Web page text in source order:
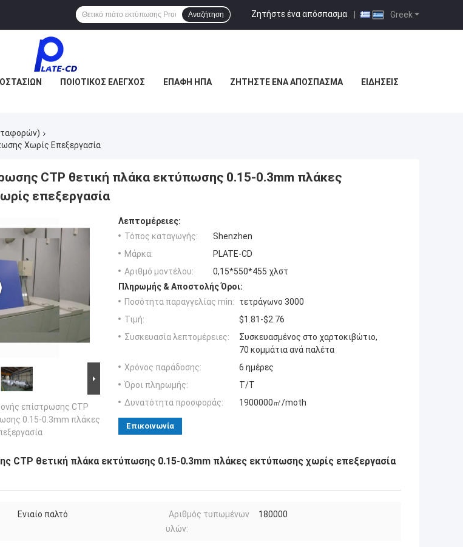
Greek
Ζητήστε ένα απόσπασμα |
Αναζήτηση
ΠΟΙΟΤΙΚΌΣ ΈΛΕΓΧΟΣ ΕΠΑΦΉ ΗΠΑ ΖΗΤΉΣΤΕ ΈΝΑ ΑΠΌΣΠΑΣΜΑ ΕΙΔΉΣΕΙΣ
Χωρίς Επεξεργασία
CTP θετική πλάκα εκτύπωσης 0.15-0.3mm πλάκες
επεξεργασία
επίστρωσης CTP
0.15-0.3mm πλάκες
Λεπτομέρειες:
Τόπος καταγωγής:
Shenzhen
Μάρκα:
PLATE-CD
Αριθμό μοντέλου:
0,15*550*455 χλστ
Πληρωμής & Αποστολής Όροι:
Ποσότητα παραγγελίας min:
τετράγωνο 3000
Τιμή:
$1.81-$2.76
Συσκευασία λεπτομέρειες:
Συσκευασμένος στο χαρτοκιβώτιο,
70 κομμάτια ανά παλέτα
Χρόνος παράδοσης:
6 ημέρες
Όροι πληρωμής:
T/T
Δυνατότητα προσφοράς:
1900000㎡/moth
Επικοινωνία
CTP θετική πλάκα εκτύπωσης 0.15-0.3mm πλάκες εκτύπωσης χωρίς επεξεργασία
Ενιαίο παλτό
Αριθμός τυπωμένων
υλών:
180000